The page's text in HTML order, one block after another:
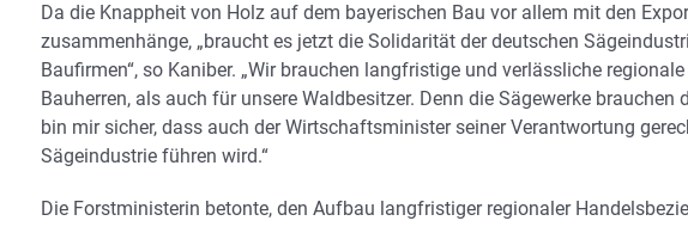
Da die Knappheit von Holz auf dem bayerischen Bau vor allem mit den
zusammenhänge, „braucht es jetzt die Solidarität der deutschen
Baufirmen“, so Kaniber. „Wir brauchen langfristige und verlässliche
Bauherren, als auch für unsere Waldbesitzer. Denn die Sägewerke
bin mir sicher, dass auch der Wirtschaftsminister seiner Verantwortung
Sägeindustrie führen wird.“
Die Forstministerin betonte, den Aufbau langfristiger regionaler